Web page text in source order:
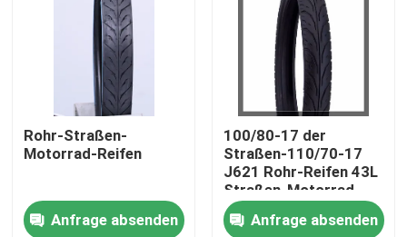
Produkte
Über uns
Fabrik Tour
Qualitätskontrolle
Rohr-Straßen-
Motorrad-Reifen
Anfrage absenden
100/80-17 der
Straßen-110/70-17
J621 Rohr-Reifen 43L
Straßen-Motorrad-
des Reifen-6PRTT
6PRTLAnfrage absenden